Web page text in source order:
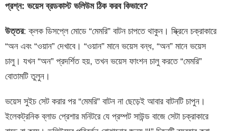
প্রশ্ন: ভয়েস ব্রডকাস্ট ভলিউম ঠিক করব কিভাবে?
উত্তর: ক্লক ডিসপ্লে মোডে “মেমরি” বাটন চাপতে থাকুন। স্ক্রিনে চক্রাকারে
“অন এবং “ওয়ান” দেখাবে। “ওয়ান” মানে ভয়েস বন্ধ, “অন” মানে ভয়েস
চালু। যখন “অন” প্রদর্শিত হয়, তখন ভয়েস ফাংশন চালু করতে “মেমরি”
বোতামটি তুলুন।
ভয়েস সুইচ সেট করার পর “মেমরি” বাটন না ছেড়েই আবার বাটনটি চাপুন।
ইলেকট্রনিক ব্লাড প্রেশার মনিটরে যে প্রম্পট সাউন্ড বাজে সেটা চক্রাকারে